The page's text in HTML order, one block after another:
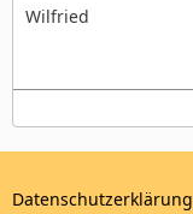
Wilfried
Datenschutzerklärung